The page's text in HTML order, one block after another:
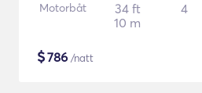
Motorbåt
34 ft
10 m
4
$786 /natt